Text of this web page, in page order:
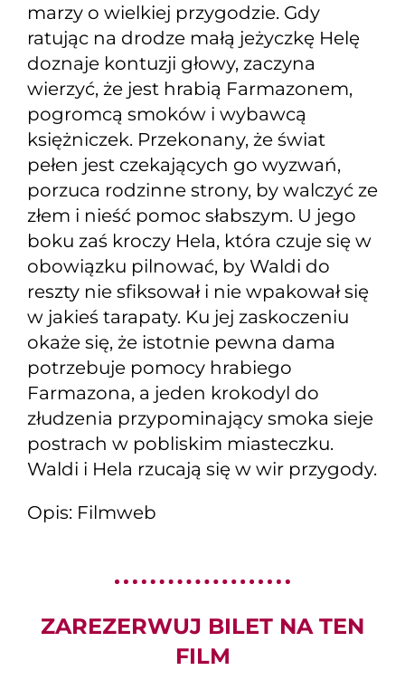
marzy o wielkiej przygodzie. Gdy
ratując na drodze małą jeżyczkę Helę
doznaje kontuzji głowy, zaczyna
wierzyć, że jest hrabią Farmazonem,
pogromcą smoków i wybawcą
księżniczek. Przekonany, że świat
pełen jest czekających go wyzwań,
porzuca rodzinne strony, by walczyć ze
złem i nieść pomoc słabszym. U jego
boku zaś kroczy Hela, która czuje się w
obowiązku pilnować, by Waldi do
reszty nie sfiksował i nie wpakował się
w jakieś tarapaty. Ku jej zaskoczeniu
okaże się, że istotnie pewna dama
potrzebuje pomocy hrabiego
Farmazona, a jeden krokodyl do
złudzenia przypominający smoka sieje
postrach w pobliskim miasteczku.
Waldi i Hela rzucają się w wir przygody.
Opis: Filmweb
ZAREZERWUJ BILET NA TEN
FILM